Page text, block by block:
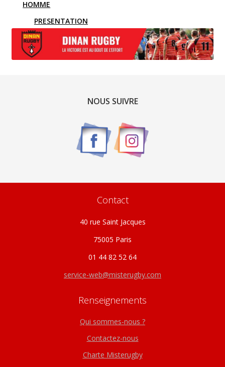
HOMME
PRESENTATION
TRAINING
NOUS SUIVRE
Contact
40 rue Saint Jacques
75005 Paris
01 44 82 52 64
service-web@misterugby.com
Renseignements
Qui sommes-nous ?
Contactez-nous
Charte Misterugby